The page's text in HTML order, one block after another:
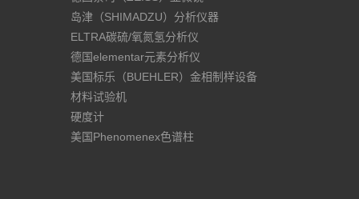
岛津（SHIMADZU）分析仪器
ELTRA碳硫/氧氮氢分析仪
德国elementar元素分析仪
美国标乐（BUEHLER）金相制样设备
材料试验机
硬度计
美国Phenomenex色谱柱